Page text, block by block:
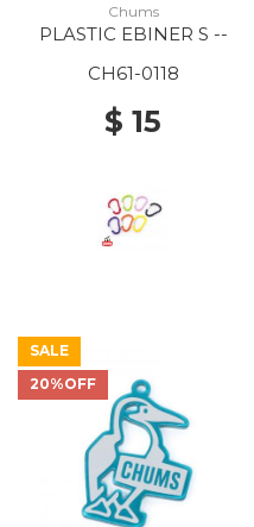
Chums
PLASTIC EBINER S --
CH61-0118
$ 15
SALE
20%OFF